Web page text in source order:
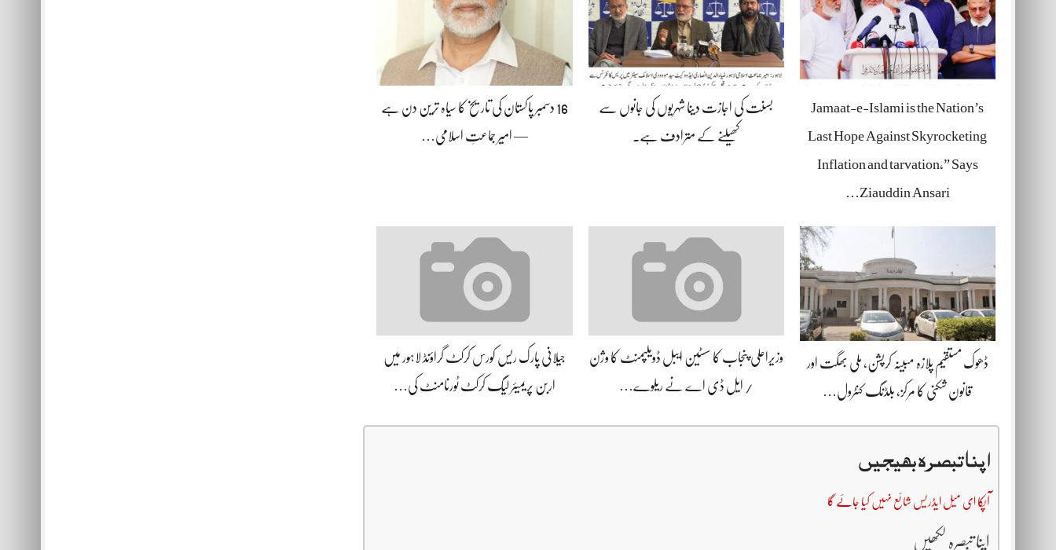
Jamaat-e-Islami is the Nation’s
Last Hope Against Skyrocketing
Inflation and tarvation,” Says
Ziauddin Ansari…
بسنت کی اجازت دینا شہریوں کی جانوں سے
کھیلنے کے مترادف ہے۔
16 دسمبر پاکستان کی تاریخ کا سیاہ ترین دن ہے
— امیر جماعتِ اسلامی…
ڈھوک مستقیم پلازہ مبینہ کرپشن، ملی بھگت اور
قانون شکنی کا مرکز، بلڈنگ کنٹرول…
وزیراعلی پنجاب کا سسٹین ایبل ڈویلپمنٹ کا وژن
/ ایل ڈی اے نے ریلوے…
جیلانی پارک ریس کورس کرکٹ گراؤنڈ لاہور میں
اربن پریمیئر لیگ کرکٹ ٹورنامنٹ کی…
اپنا تبصرہ بھیجیں
آپکا ای میل ایڈریس شائع نہیں کیا جائے گا
اپنا تبصرہ لکھیں